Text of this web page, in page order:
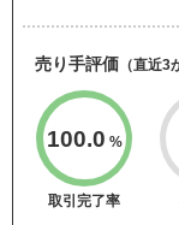
売り手評価 （直近3
100.0 %
取引完了率